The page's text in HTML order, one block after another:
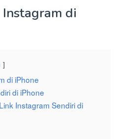
di
di iPhone
di iPhone
Instagram Sendiri di